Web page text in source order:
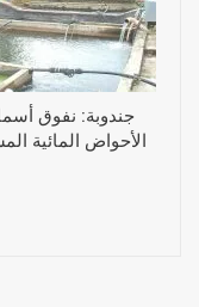
جندوبة: نفوق
الأحواض المائية